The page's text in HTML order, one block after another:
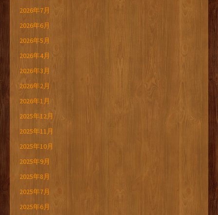
2026年7月
2026年6月
2026年5月
2026年4月
2026年3月
2026年2月
2026年1月
2025年12月
2025年11月
2025年10月
2025年9月
2025年8月
2025年7月
2025年6月